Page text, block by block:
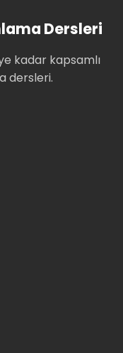
Dersleri
kadar kapsamlı
dersleri.